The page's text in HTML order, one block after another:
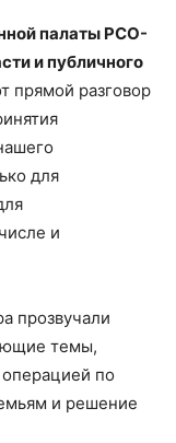
палаты РСО-
и публичного
прямой разговор
для
и
прозвучали
темы,
по
и решение